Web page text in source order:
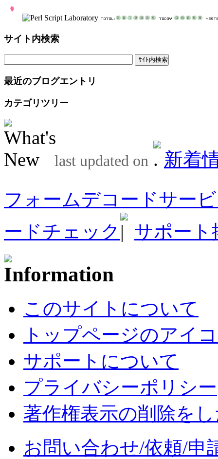
サイト内検索
最近のブログエントリ
カテゴリツリー
last updated on
新着
フォームデコードサー
ードチェック
サポート
このサイトについて
トップページのアイ
サポートについて
プライバシーポリシー
著作権表示の削除を
お問い合わせ/依頼/申